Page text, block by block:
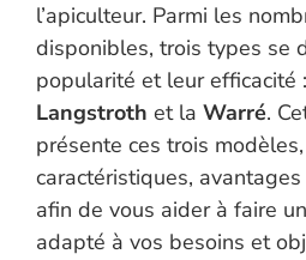
l’apiculteur. Parmi les
disponibles, trois types se
popularité et leur efficacité
Langstroth et la Warré.
présente ces trois
caractéristiques,
afin de vous aider à faire
adapté à vos besoins et